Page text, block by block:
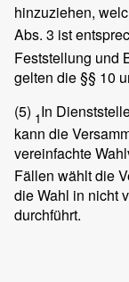
hinzuziehen,
Abs. 3 ist
Feststellung und
gelten die §§ 10
(5) 1In
kann die
vereinfachte
Fällen wählt die
die Wahl in nicht
durchführt.